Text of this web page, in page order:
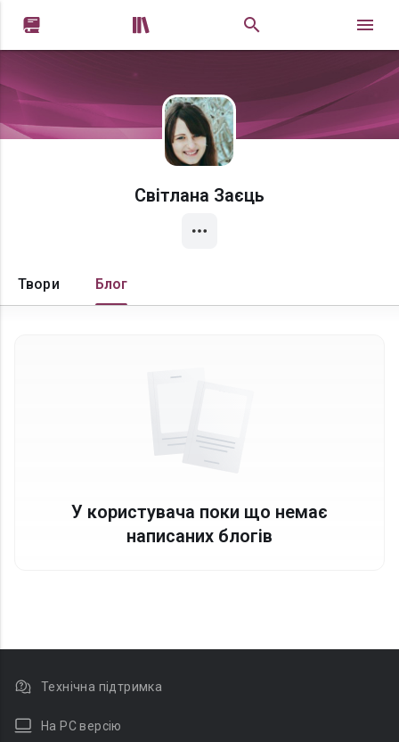
 
Світлана Заєць
Твори Блог
У користувача поки що немає
написаних блогів
Технічна підтримка
На PC версію